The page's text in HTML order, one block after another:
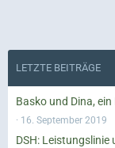
LETZTE BEITRÄGE
Basko und Dina,
16. September 2019
DSH: